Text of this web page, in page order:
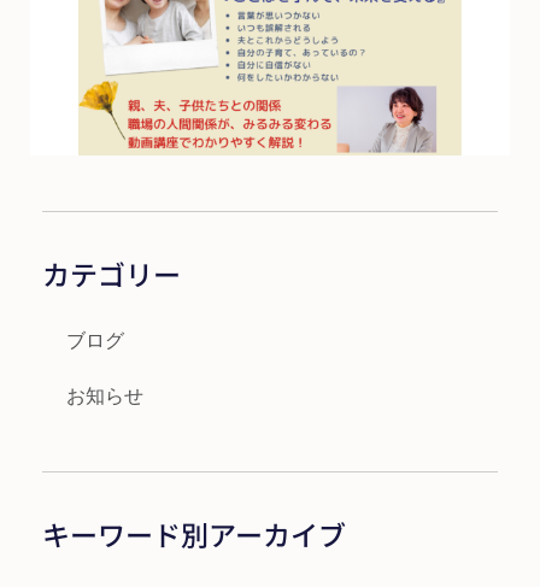
カテゴリー
ブログ
お知らせ
キーワード別アーカイブ